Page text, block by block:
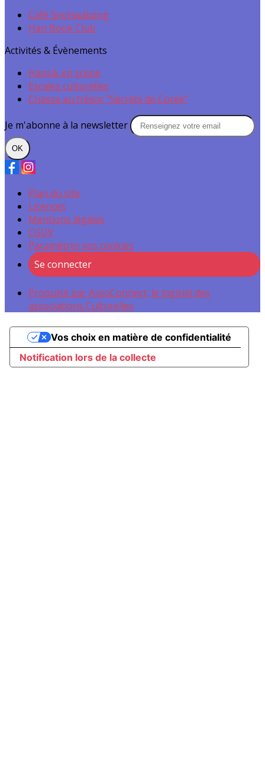
Café Seohwabang
Han Book Club
Activités & Évènements
Hansik en scène
Escales culturelles
Chasse au trésor "Secrets de Corée"
Je m'abonne à la newsletter
OK
Plan du site
Licences
Mentions légales
CGUV
Paramétrer vos cookies
Se connecter
Propulsé par AssoConnect, le logiciel des
associations Culturelles
Notification lors de la collecte
Vos choix en matière de confidentialité